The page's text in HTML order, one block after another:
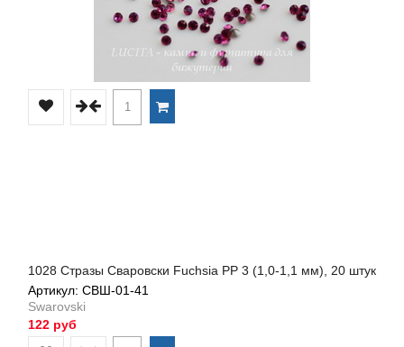
1028 Стразы Сваровски Fuchsia PP 3 (1,0-1,1 мм), 20 штук
Артикул: СВШ-01-41
Swarovski
122 руб